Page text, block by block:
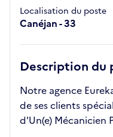
Localisation du poste
Canéjan - 33
Description du
Notre agence
de ses clients
d'Un(e) Mécanicien